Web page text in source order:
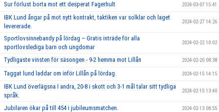
Sur förlust borta mot ett desperat Fagerhult 2024-03-07 15:41
IBK Lund ångar på mot nytt kontrakt, taktiken var solklar och laget
levererade.
2024-02-27 14:26
Sportlovsinnebandy på lördag – Gratis inträde för alla
sportlovslediga barn och ungdomar
2024-02-22 10:02
Tydligaste vinsten för säsongen - 9-2 hemma mot Lillån 2024-02-20 08:38
Taggat lund laddar om inför Lillån på lördag. 2024-02-15 14:15
IBK Lund överlägsna I andra, 20-8 i skott och 3-1 mål talar sitt tydliga
språk.
2024-02-15 13:40
Jubilaren ökar på till 454 i jubileumsmatchen. 2024-02-13 08:55